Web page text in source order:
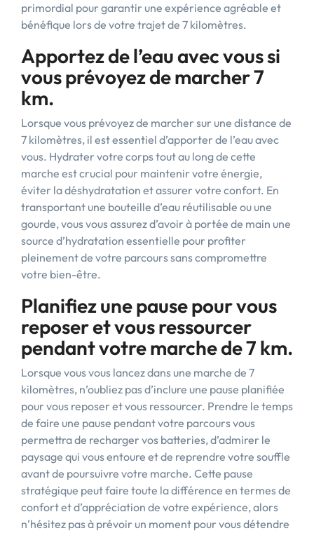
primordial pour garantir une expérience agréable et
bénéfique lors de votre trajet de 7 kilomètres.
Apportez de l’eau avec vous si
vous prévoyez de marcher 7
km.
Lorsque vous prévoyez de marcher sur une distance de
7 kilomètres, il est essentiel d’apporter de l’eau avec
vous. Hydrater votre corps tout au long de cette
marche est crucial pour maintenir votre énergie,
éviter la déshydratation et assurer votre confort. En
transportant une bouteille d’eau réutilisable ou une
gourde, vous vous assurez d’avoir à portée de main une
source d’hydratation essentielle pour profiter
pleinement de votre parcours sans compromettre
votre bien-être.
Planifiez une pause pour vous
reposer et vous ressourcer
pendant votre marche de 7 km.
Lorsque vous vous lancez dans une marche de 7
kilomètres, n’oubliez pas d’inclure une pause planifiée
pour vous reposer et vous ressourcer. Prendre le temps
de faire une pause pendant votre parcours vous
permettra de recharger vos batteries, d’admirer le
paysage qui vous entoure et de reprendre votre souffle
avant de poursuivre votre marche. Cette pause
stratégique peut faire toute la différence en termes de
confort et d’appréciation de votre expérience, alors
n’hésitez pas à prévoir un moment pour vous détendre